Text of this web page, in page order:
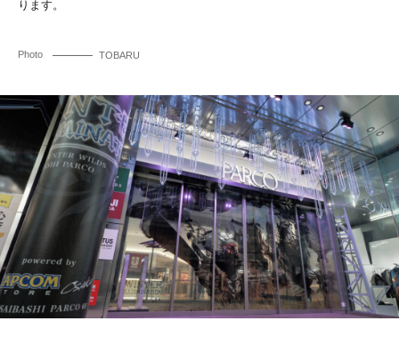
ります。
Photo TOBARU